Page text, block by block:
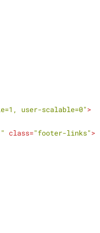
user-scalable=0">
class="footer-links">